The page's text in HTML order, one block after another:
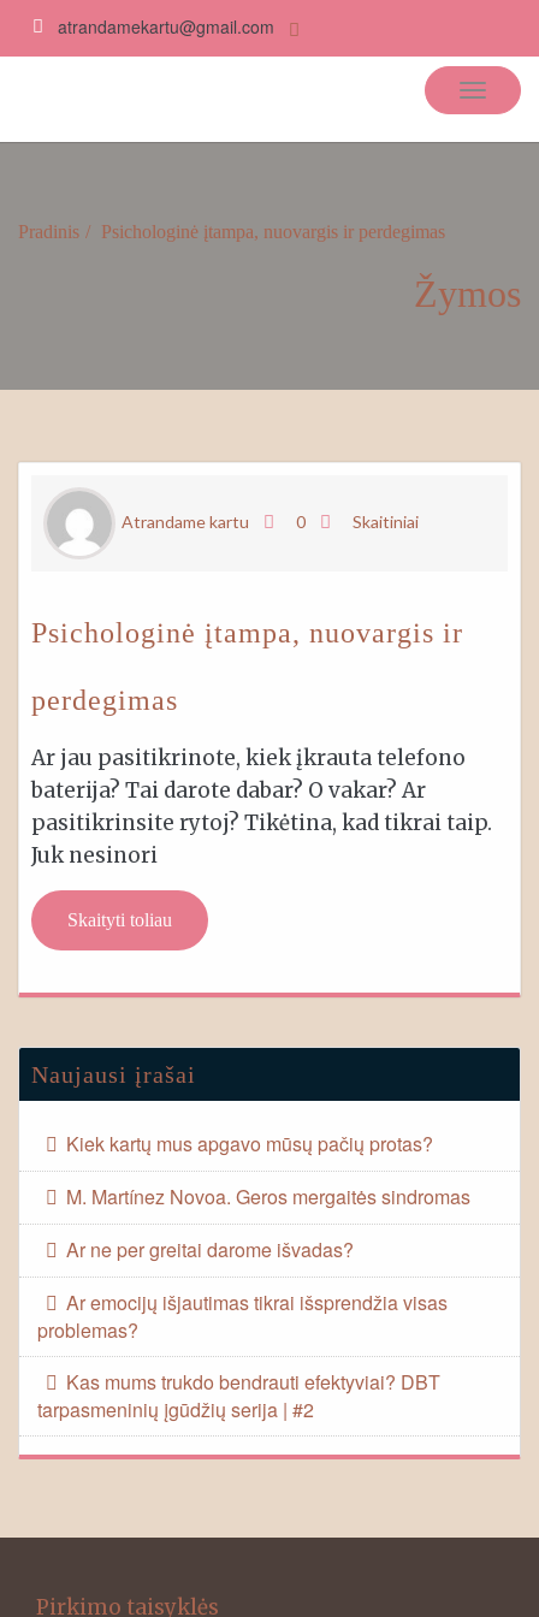
atrandamekartu@gmail.com
Pradinis Psichologinė įtampa, nuovargis ir perdegimas
Žymos
Atrandame kartu 0 Skaitiniai
Psichologinė įtampa, nuovargis ir
perdegimas
Ar jau pasitikrinote, kiek įkrauta telefono
baterija? Tai darote dabar? O vakar? Ar
pasitikrinsite rytoj? Tikėtina, kad tikrai taip.
Juk nesinori
Skaityti toliau
Naujausi įrašai
Kiek kartų mus apgavo mūsų pačių protas?
M. Martínez Novoa. Geros mergaitės sindromas
Ar ne per greitai darome išvadas?
Ar emocijų išjautimas tikrai išsprendžia visas
problemas?
Kas mums trukdo bendrauti efektyviai? DBT
tarpasmeninių įgūdžių serija | #2
Pirkimo taisyklės